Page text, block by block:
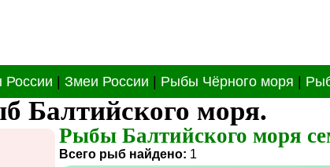
Змеи России Рыбы Чёрного моря
Балтийского моря.
Рыбы Балтийского моря
Всего рыб найдено: 1